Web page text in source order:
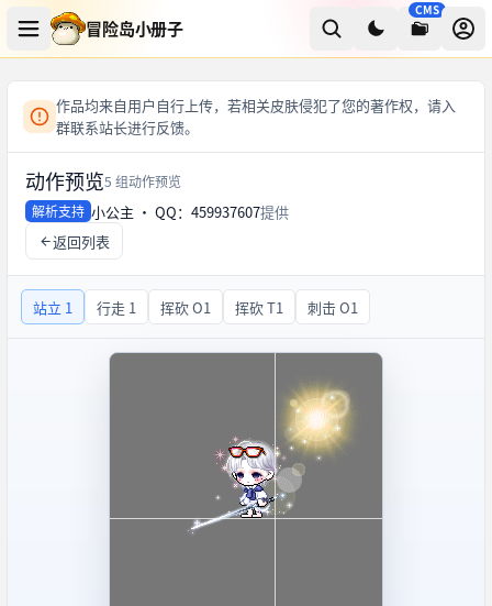
冒险岛小册子
CMS
作品均来自用户自行上传，若相关皮肤侵犯了您的著作权，请入
群联系站长进行反馈。
动作预览5 组动作预览
解析支持 小公主 · QQ：459937607提供
返回列表
站立 1 行走 1 挥砍 O1 挥砍 T1 刺击 O1